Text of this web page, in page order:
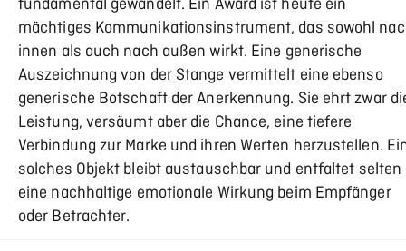
fundamental gewandelt. Ein Award ist heute ein
mächtiges Kommunikationsinstrument, das sowohl
innen als auch nach außen wirkt. Eine generische
Auszeichnung von der Stange vermittelt eine ebenso
generische Botschaft der Anerkennung. Sie ehrt zwar
Leistung, versäumt aber die Chance, eine tiefere
Verbindung zur Marke und ihren Werten herzustellen.
solches Objekt bleibt austauschbar und entfaltet selten
eine nachhaltige emotionale Wirkung beim Empfänger
oder Betrachter.